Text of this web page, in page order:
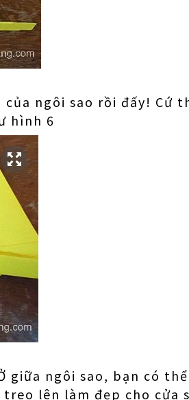
ngôi sao rồi đấy! Cứ
hình 6
giữa ngôi sao, bạn có
lên làm đẹp cho cửa